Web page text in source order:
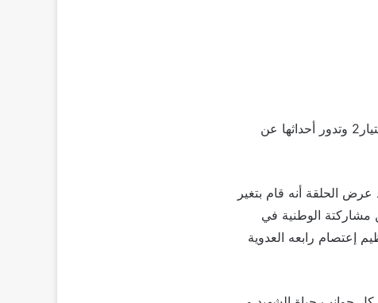
شهدت الأيام السابقة رد فعل كبير من الجمهورعند عرضالحلقة التاسعة من مسلسل الاختيار2 وتدور أحداثها عن
الحلقة أنه قام بتغير
مشاركتة الوطنية في
إعتصام رابعه العدوية